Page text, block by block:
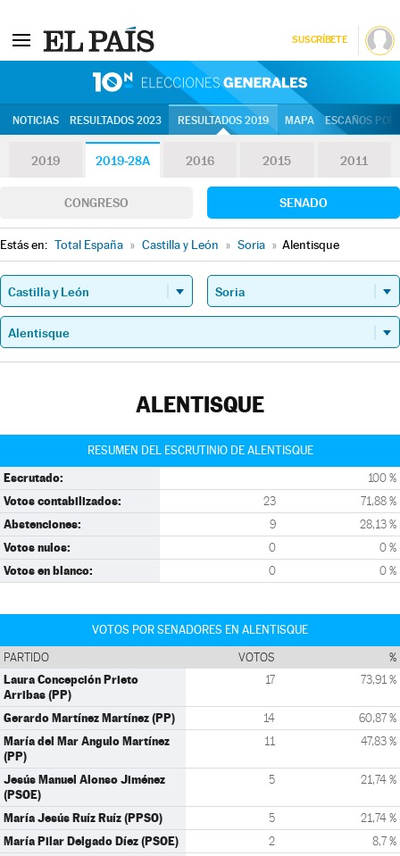
SUSCRÍBETE
NOTICIAS RESULTADOS 2023 RESULTADOS 2019 MAPA ESCAÑOS
2019 2019-28A 2016 2015 2011
CONGRESO SENADO
Estás en: Total España » Castilla y León » Soria » Alentisque
ALENTISQUE
RESUMEN DEL ESCRUTINIO DE ALENTISQUE
Escrutado: 100 %
Votos contabilizados: 23 71,88 %
Abstenciones: 9 28,13 %
Votos nulos: 0 0 %
Votos en blanco: 0 0 %
VOTOS POR SENADORES EN ALENTISQUE
PARTIDO VOTOS %
Laura Concepción Prieto
Arribas (PP)
17 73,91 %
Gerardo Martínez Martínez (PP) 14 60,87 %
María del Mar Angulo Martínez
(PP)
11 47,83 %
Jesús Manuel Alonso Jiménez
(PSOE)
5 21,74 %
María Jesús Ruíz Ruíz (PPSO) 5 21,74 %
María Pilar Delgado Díez (PSOE) 2 8,7 %